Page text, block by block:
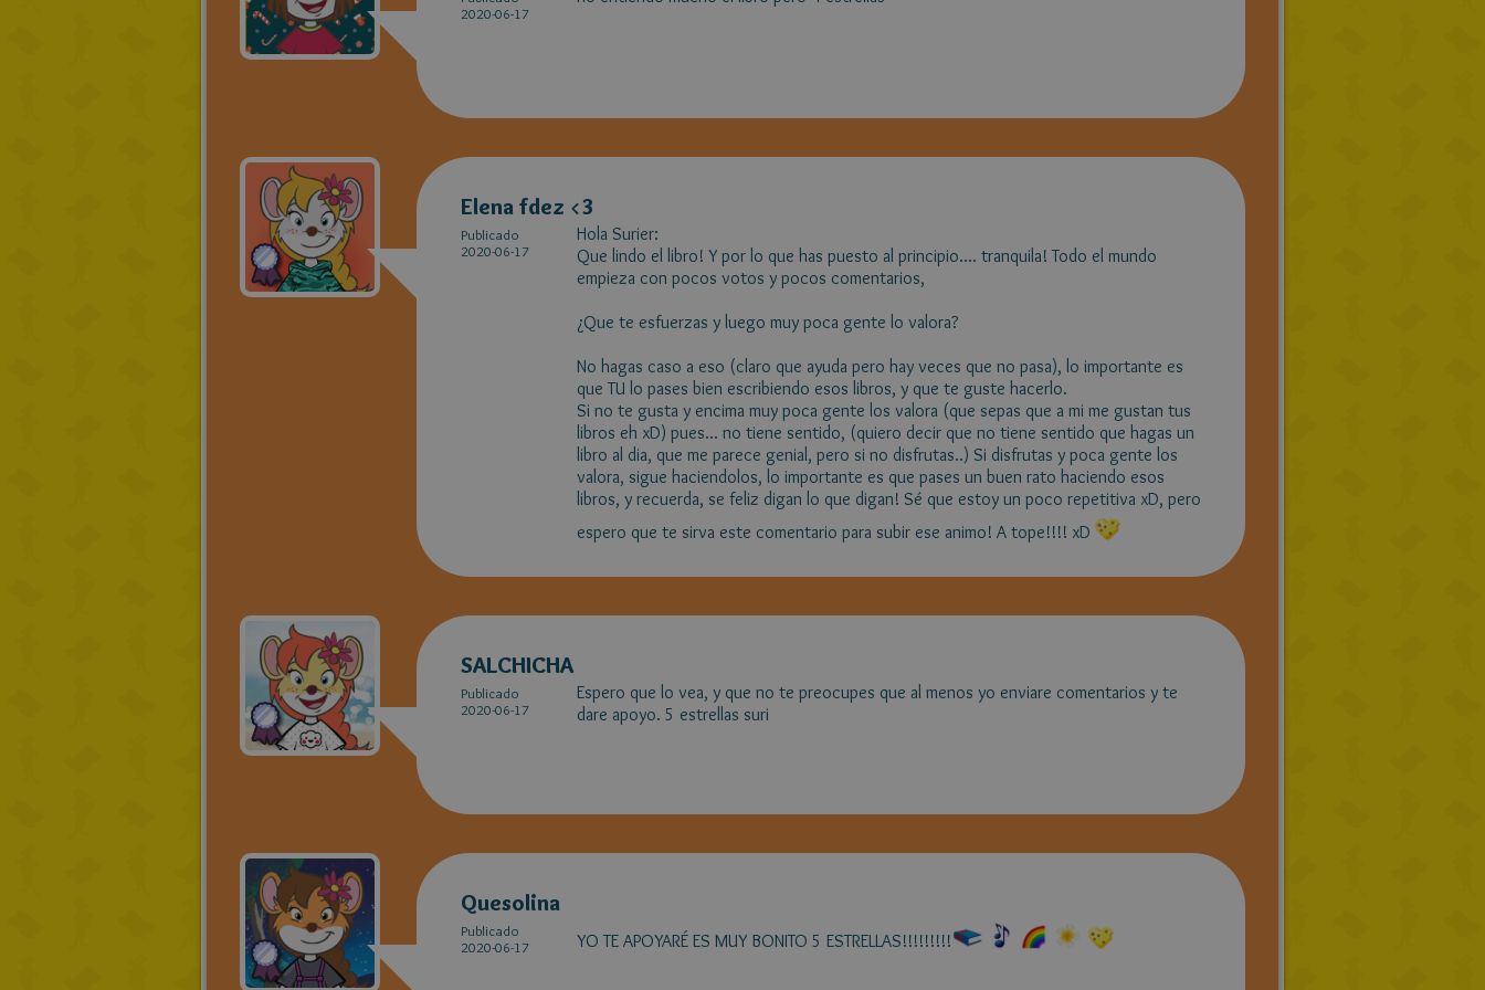
2020-06-17
Elena fdez <3
Publicado
2020-06-17
Hola Surier:
Que lindo el libro! Y por lo que has puesto al principio.... tranquila! Todo el mundo
empieza con pocos votos y pocos comentarios,
¿Que te esfuerzas y luego muy poca gente lo valora?
No hagas caso a eso (claro que ayuda pero hay veces que no pasa), lo importante es
que TU lo pases bien escribiendo esos libros, y que te guste hacerlo.
Si no te gusta y encima muy poca gente los valora (que sepas que a mi me gustan tus
libros eh xD) pues... no tiene sentido, (quiero decir que no tiene sentido que hagas un
libro al dia, que me parece genial, pero si no disfrutas..) Si disfrutas y poca gente los
valora, sigue haciendolos, lo importante es que pases un buen rato haciendo esos
libros, y recuerda, se feliz digan lo que digan! Sé que estoy un poco repetitiva xD, pero
espero que te sirva este comentario para subir ese animo! A tope!!!! xD
SALCHICHA
Publicado
2020-06-17
Espero que lo vea, y que no te preocupes que al menos yo enviare comentarios y te
dare apoyo. 5 estrellas suri
Quesolina
Publicado
2020-06-17
YO TE APOYARÉ ES MUY BONITO 5 ESTRELLAS!!!!!!!!!